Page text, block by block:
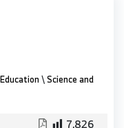
Education\Science and
7,826